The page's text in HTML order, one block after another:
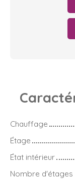
Chauffage
Étage
État intérieur
Nombre